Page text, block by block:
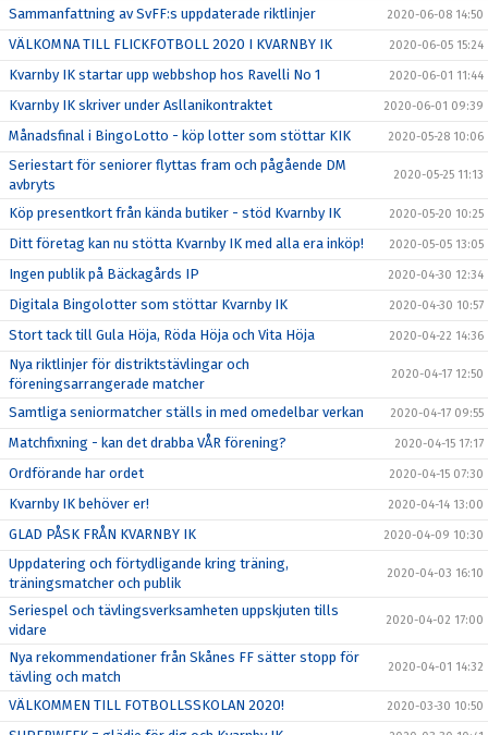
Sammanfattning av SvFF:s uppdaterade riktlinjer 2020-06-08 14:50
VÄLKOMNA TILL FLICKFOTBOLL 2020 I KVARNBY IK 2020-06-05 15:24
Kvarnby IK startar upp webbshop hos Ravelli No 1 2020-06-01 11:44
Kvarnby IK skriver under Asllanikontraktet 2020-06-01 09:39
Månadsfinal i BingoLotto - köp lotter som stöttar KIK 2020-05-28 10:06
Seriestart för seniorer flyttas fram och pågående DM
avbryts
2020-05-25 11:13
Köp presentkort från kända butiker - stöd Kvarnby IK 2020-05-20 10:25
Ditt företag kan nu stötta Kvarnby IK med alla era inköp! 2020-05-05 13:05
Ingen publik på Bäckagårds IP 2020-04-30 12:34
Digitala Bingolotter som stöttar Kvarnby IK 2020-04-30 10:57
Stort tack till Gula Höja, Röda Höja och Vita Höja 2020-04-22 14:36
Nya riktlinjer för distriktstävlingar och
föreningsarrangerade matcher
2020-04-17 12:50
Samtliga seniormatcher ställs in med omedelbar verkan 2020-04-17 09:55
Matchfixning - kan det drabba VÅR förening? 2020-04-15 17:17
Ordförande har ordet 2020-04-15 07:30
Kvarnby IK behöver er! 2020-04-14 13:00
GLAD PÅSK FRÅN KVARNBY IK 2020-04-09 10:30
Uppdatering och förtydligande kring träning,
träningsmatcher och publik
2020-04-03 16:10
Seriespel och tävlingsverksamheten uppskjuten tills
vidare
2020-04-02 17:00
Nya rekommendationer från Skånes FF sätter stopp för
tävling och match
2020-04-01 14:32
VÄLKOMMEN TILL FOTBOLLSSKOLAN 2020! 2020-03-30 10:50